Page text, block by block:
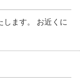
します。 お近くに